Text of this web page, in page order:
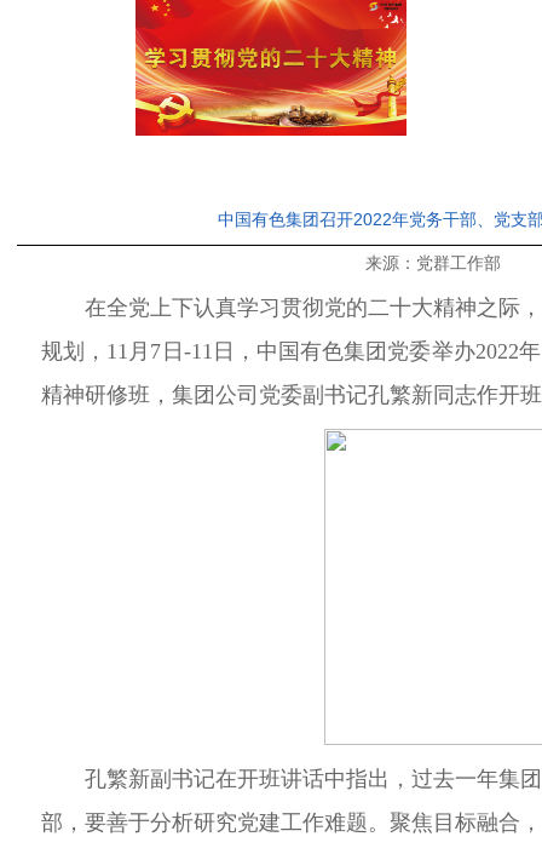
中国有色集团召开2022年党务干部、党支
来源：党群工作部
在全党上下认真学习贯彻党的二十大精神之际
规划，11月7 日-11 日，中国有色集团党委举办2022
精神研修班 ，集团公司党委副书记孔繁新同志作开
孔繁新副书记在开班讲话中指出，过去一年集
部，要善于分析研究党建工作难题。聚焦目标融合